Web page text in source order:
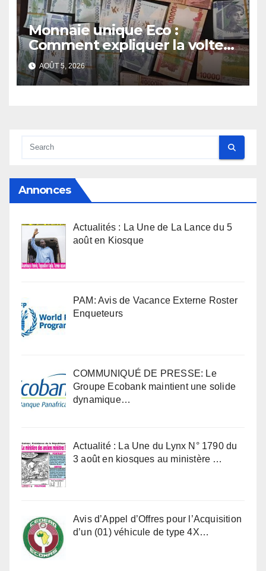
Monnaie unique Eco :
Comment expliquer la volte-
face de la Guinée
AOÛT 5, 2026
Annonces
Actualités : La Une de La Lance du 5
août en Kiosque
PAM: Avis de Vacance Externe Roster
Enqueteurs
COMMUNIQUÉ DE PRESSE: Le
Groupe Ecobank maintient une solide
dynamique…
Actualité : La Une du Lynx N° 1790 du
3 août en kiosques au ministère …
Avis d’Appel d’Offres pour l’Acquisition
d’un (01) véhicule de type 4X…